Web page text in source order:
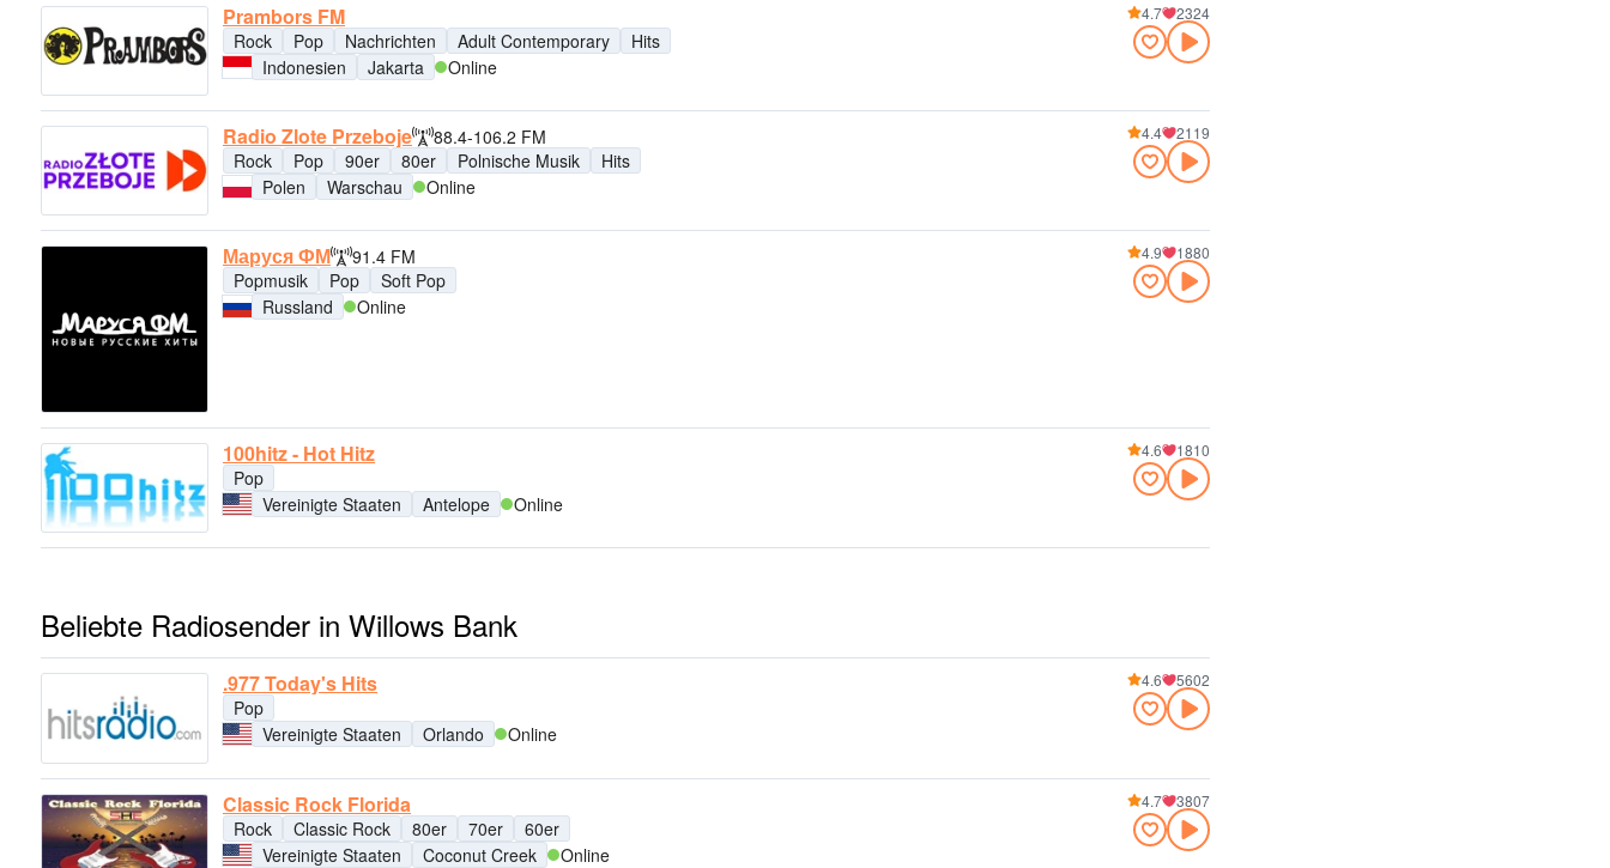
Prambors FM
Rock Pop Nachrichten Adult Contemporary
Hits
Indonesien
Jakarta Online
4.7 2324
Radio Zlote Przeboje
88.4-106.2 FM
Rock
Pop 90er 80er Polnische Musik
Hits
Polen
Warschau Online
4.4 2119
Маруся ФМ
91.4 FM
Popmusik
Pop
Soft Pop
Russland
Online
4.9 1880
100hitz - Hot Hitz
Pop
Vereinigte Staaten
Antelope Online
4.6 1810
Beliebte Radiosender in Willows Bank
.977 Today's Hits
Pop
Vereinigte Staaten
Orlando Online
4.6 5602
Classic Rock Florida
Rock Classic Rock 80er 70er
60er
Vereinigte Staaten
Coconut Creek Online
4.7 3807